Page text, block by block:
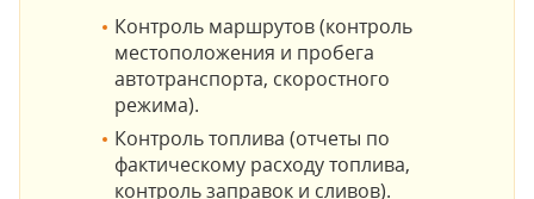
Контроль маршрутов (контроль
местоположения и пробега
автотранспорта, скоростного
режима).
Контроль топлива (отчеты по
фактическому расходу топлива,
контроль заправок и сливов).